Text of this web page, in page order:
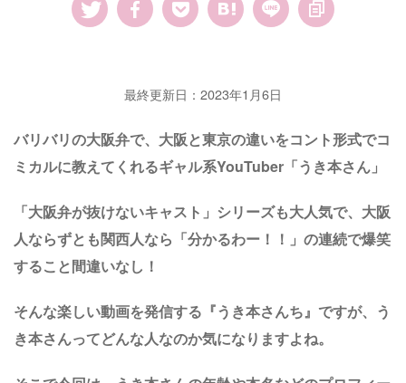
最終更新日：2023年1月6日
バリバリの大阪弁で、大阪と東京の違いをコント形式でコ
ミカルに教えてくれるギャル系YouTuber「うき本さん」
「大阪弁が抜けないキャスト」シリーズも大人気で、大阪
人ならずとも関西人なら「分かるわー！！」の連続で爆笑
すること間違いなし！
そんな楽しい動画を発信する『うき本さんち』ですが、う
き本さんってどんな人なのか気になりますよね。